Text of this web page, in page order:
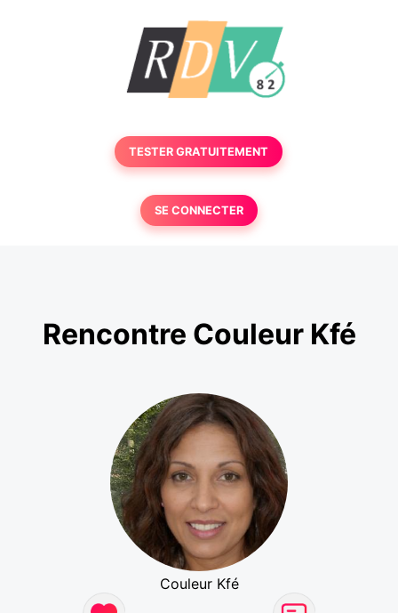
TESTER GRATUITEMENT
SE CONNECTER
Rencontre Couleur Kfé
Couleur Kfé